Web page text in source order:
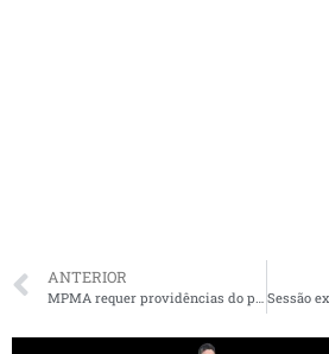
ANTERIOR
MPMA requer providências do prefeito de Raposa para garantir segurança nas escolas